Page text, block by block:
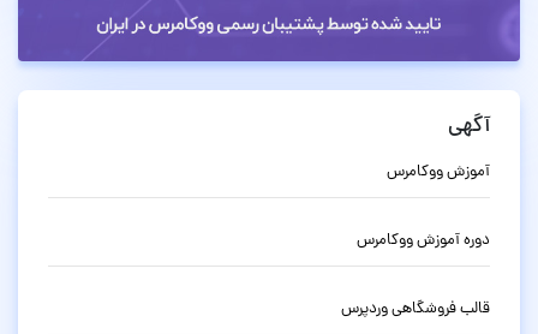
آگهی
آموزش ووکامرس
دوره آموزش ووکامرس
قالب فروشگاهی وردپرس